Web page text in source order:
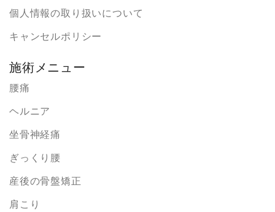
個人情報の取り扱いについて
キャンセルポリシー
施術メニュー
腰痛
ヘルニア
坐骨神経痛
ぎっくり腰
産後の骨盤矯正
肩こり